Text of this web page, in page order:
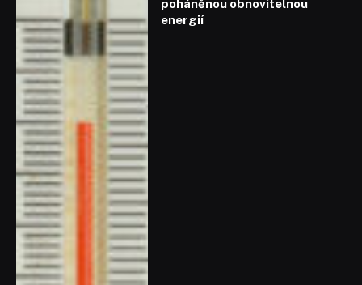
poháněnou obnovitelnou
energií